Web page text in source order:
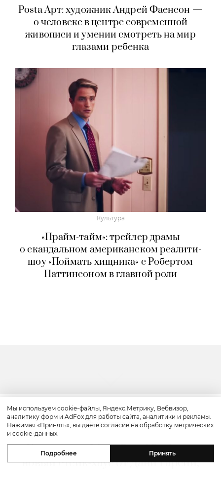
Posta Арт: художник Андрей Фаенсон —
о человеке в центре современной
живописи и умении смотреть на мир
глазами ребенка
Культура
«Прайм-тайм»: трейлер драмы
о скандальном американском реалити-
шоу «Поймать хищника» с Робертом
Паттинсоном в главной роли
Путешествие
Каникулы в Maxx Royal Bodrum:
новый стейк-хаус от Дани Гарсии,
Мы используем cookie-файлы, Яндекс.Метрику, Вебвизор,
аналитику форм и AdFox для работы сайта, аналитики и рекламы.
Нажимая «Принять», вы даете согласие на обработку метрических
и cookie-данных.
Подробнее Принять